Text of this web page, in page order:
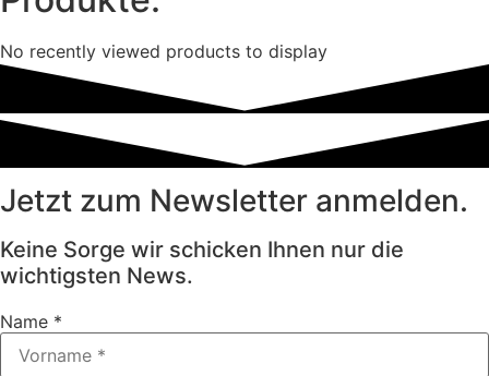
No recently viewed products to display
Jetzt zum Newsletter anmelden.
Keine Sorge wir schicken Ihnen nur die
wichtigsten News.
Name *